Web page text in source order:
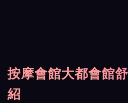
按摩會館大都會館
紹